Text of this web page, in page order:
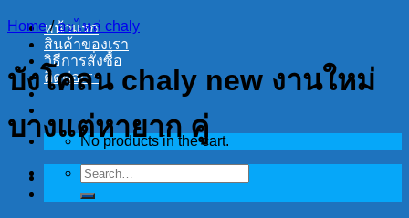
หน้าแรก
สินค้าของเรา
วิธีการสั่งซื้อ
ติดต่อเรา
No products in the cart.
Search
for:
Home / อะไหล่ chaly
บังโคลน chaly new งานใหม่
บางแต่หายาก คู่